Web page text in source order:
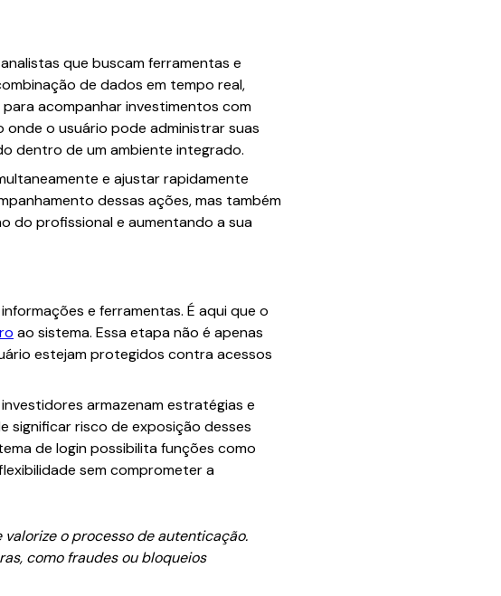
que buscam ferramentas e
de dados em tempo real,
acompanhar investimentos com
o usuário pode administrar suas
dentro de um ambiente integrado.
e ajustar rapidamente
dessas ações, mas também
do profissional e aumentando a sua
e ferramentas. É aqui que o
ao sistema. Essa etapa não é apenas
estejam protegidos contra acessos
armazenam estratégias e
significar risco de exposição desses
de login possibilita funções como
sem comprometer a
valorize o processo de autenticação.
como fraudes ou bloqueios